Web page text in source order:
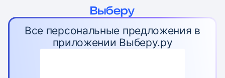
Все персональные предложения в
приложении Выберу.ру